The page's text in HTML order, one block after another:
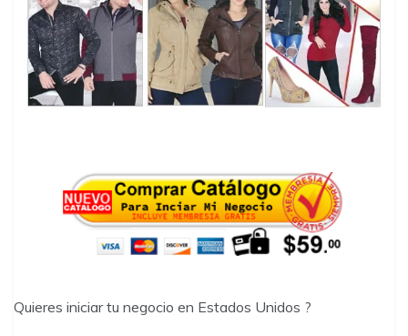
Quieres iniciar tu negocio en Estados Unidos ?